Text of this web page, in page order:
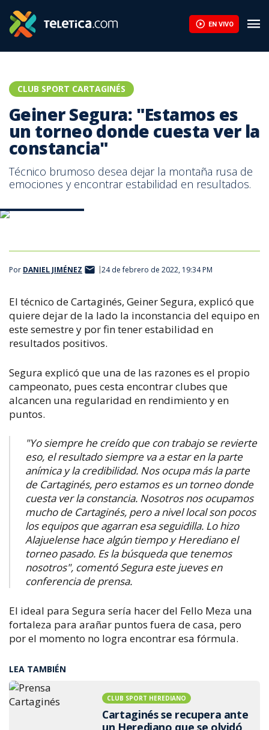
EN VIVO
CLUB SPORT CARTAGINÉS
Geiner Segura: "Estamos es
un torneo donde cuesta ver la
constancia"
Técnico brumoso desea dejar la montaña rusa de
emociones y encontrar estabilidad en resultados.
Por DANIEL JIMÉNEZ 24 de febrero de 2022, 19:34 PM
El técnico de Cartaginés, Geiner Segura, explicó que
quiere dejar de la lado la inconstancia del equipo en
este semestre y por fin tener estabilidad en
resultados positivos.
Segura explicó que una de las razones es el propio
campeonato, pues cesta encontrar clubes que
alcancen una regularidad en rendimiento y en
puntos.
"Yo siempre he creído que con trabajo se revierte
eso, el resultado siempre va a estar en la parte
anímica y la credibilidad. Nos ocupa más la parte
de Cartaginés, pero estamos es un torneo donde
cuesta ver la constancia. Nosotros nos ocupamos
mucho de Cartaginés, pero a nivel local son pocos
los equipos que agarran esa seguidilla. Lo hizo
Alajuelense hace algún tiempo y Herediano el
torneo pasado. Es la búsqueda que tenemos
nosotros", comentó Segura este jueves en
conferencia de prensa.
El ideal para Segura sería hacer del Fello Meza una
fortaleza para arañar puntos fuera de casa, pero
por el momento no logra encontrar esa fórmula.
LEA TAMBIÉN
CLUB SPORT HEREDIANO
Cartaginés se recupera ante
un Herediano que se olvidó